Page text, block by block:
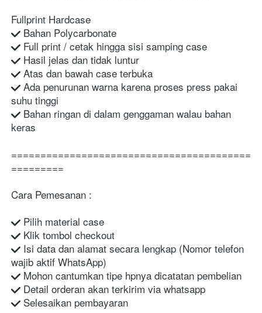
Fullprint Hardcase
Bahan Polycarbonate
Full print / cetak hingga sisi samping case
Hasil jelas dan tidak luntur
Atas dan bawah case terbuka
Ada penurunan warna karena proses press pakai
suhu tinggi
Bahan ringan di dalam genggaman walau bahan
keras
=========================================
=========
Cara Pemesanan :
Pilih material case
Klik tombol checkout
Isi data dan alamat secara lengkap (Nomor telefon
wajib aktif WhatsApp)
Mohon cantumkan tipe hpnya dicatatan pembelian
Detail orderan akan terkirim via whatsapp
Selesaikan pembayaran